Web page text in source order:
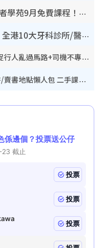
長者優惠｜都會大學長者學苑9月免費課程！多媒體/微電影創作/網絡安全 附報名方法教學
洗牙平靚正推介2026︱全港10大牙科診所/醫院懶人包 夜診至8點/鎮靜潔牙/醫療券適用
警方即日起全港大執法！捉行人亂過馬路+司機不專注駕駛！亂過馬路罰$2000
捐書2026︱全港13大捐書/賣書地點懶人包 二手課本最高$150＋舊書換免費咖啡/戲票